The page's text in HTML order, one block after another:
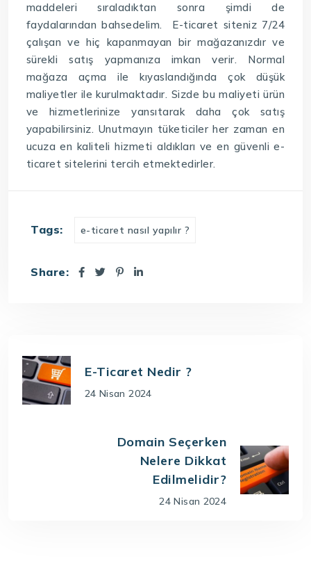
maddeleri sıraladıktan sonra şimdi de
faydalarından bahsedelim. E-ticaret siteniz 7/24
çalışan ve hiç kapanmayan bir mağazanızdır ve
sürekli satış yapmanıza imkan verir. Normal
mağaza açma ile kıyaslandığında çok düşük
maliyetler ile kurulmaktadır. Sizde bu maliyeti ürün
ve hizmetlerinize yansıtarak daha çok satış
yapabilirsiniz. Unutmayın tüketiciler her zaman en
ucuza en kaliteli hizmeti aldıkları ve en güvenli e-
ticaret sitelerini tercih etmektedirler.
Tags: e-ticaret nasıl yapılır ?
Share:
E-Ticaret Nedir ?
24 Nisan 2024
Domain Seçerken
Nelere Dikkat
Edilmelidir?
24 Nisan 2024